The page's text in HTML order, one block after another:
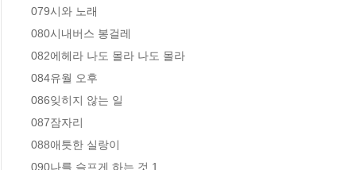
079시와 노래
080시내버스 봉걸레
082에헤라 나도 몰라 나도 몰라
084유월 오후
086잊히지 않는 일
087잠자리
088애틋한 실랑이
090나를 슬프게 하는 것 1